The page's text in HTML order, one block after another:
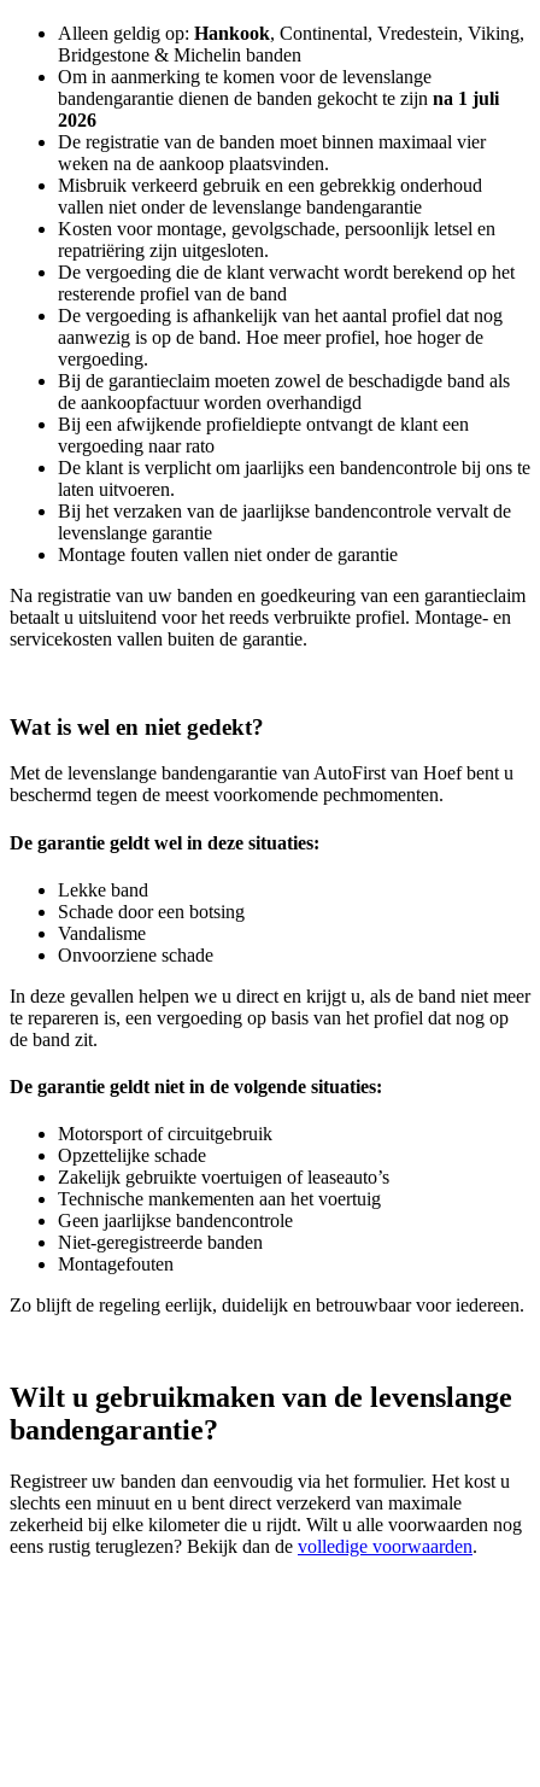
Alleen geldig op: Hankook, Continental, Vredestein, Viking,
Bridgestone & Michelin banden
Om in aanmerking te komen voor de levenslange
bandengarantie dienen de banden gekocht te zijn na 1 juli
2026
De registratie van de banden moet binnen maximaal vier
weken na de aankoop plaatsvinden.
Misbruik verkeerd gebruik en een gebrekkig onderhoud
vallen niet onder de levenslange bandengarantie
Kosten voor montage, gevolgschade, persoonlijk letsel en
repatriëring zijn uitgesloten.
De vergoeding die de klant verwacht wordt berekend op het
resterende profiel van de band
De vergoeding is afhankelijk van het aantal profiel dat nog
aanwezig is op de band. Hoe meer profiel, hoe hoger de
vergoeding.
Bij de garantieclaim moeten zowel de beschadigde band als
de aankoopfactuur worden overhandigd
Bij een afwijkende profieldiepte ontvangt de klant een
vergoeding naar rato
De klant is verplicht om jaarlijks een bandencontrole bij ons te
laten uitvoeren.
Bij het verzaken van de jaarlijkse bandencontrole vervalt de
levenslange garantie
Montage fouten vallen niet onder de garantie
Na registratie van uw banden en goedkeuring van een garantieclaim
betaalt u uitsluitend voor het reeds verbruikte profiel. Montage- en
servicekosten vallen buiten de garantie.
Wat is wel en niet gedekt?
Met de levenslange bandengarantie van AutoFirst van Hoef bent u
beschermd tegen de meest voorkomende pechmomenten.
De garantie geldt wel in deze situaties:
Lekke band
Schade door een botsing
Vandalisme
Onvoorziene schade
In deze gevallen helpen we u direct en krijgt u, als de band niet meer
te repareren is, een vergoeding op basis van het profiel dat nog op
de band zit.
De garantie geldt niet in de volgende situaties:
Motorsport of circuitgebruik
Opzettelijke schade
Zakelijk gebruikte voertuigen of leaseauto’s
Technische mankementen aan het voertuig
Geen jaarlijkse bandencontrole
Niet‑geregistreerde banden
Montagefouten
Zo blijft de regeling eerlijk, duidelijk en betrouwbaar voor iedereen.
Wilt u gebruikmaken van de levenslange
bandengarantie?
Registreer uw banden dan eenvoudig via het formulier. Het kost u
slechts een minuut en u bent direct verzekerd van maximale
zekerheid bij elke kilometer die u rijdt. Wilt u alle voorwaarden nog
eens rustig teruglezen? Bekijk dan de volledige voorwaarden.